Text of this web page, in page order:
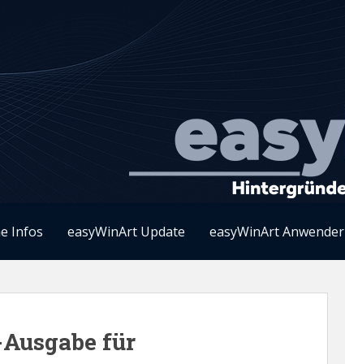
Infos easyWinArt Update easyWinArt Anwender
für